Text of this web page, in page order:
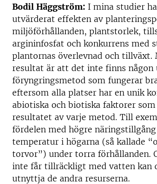
Bodil Häggström: I mina studier
utvärderat effekten av
miljöförhållanden, plantstorlek,
argininfosfat och konkurrens med
plantornas överlevnad och
resultat är att det inte finns någon
föryngringsmetod som fungerar
eftersom alla platser har en unik
abiotiska och biotiska faktorer
resultatet av varje metod. Till
fördelen med högre
temperatur i högarna (så kallade
torvor”) under torra förhållanden.
inte får tillräckligt med vatten kan
utnyttja de andra resurserna.